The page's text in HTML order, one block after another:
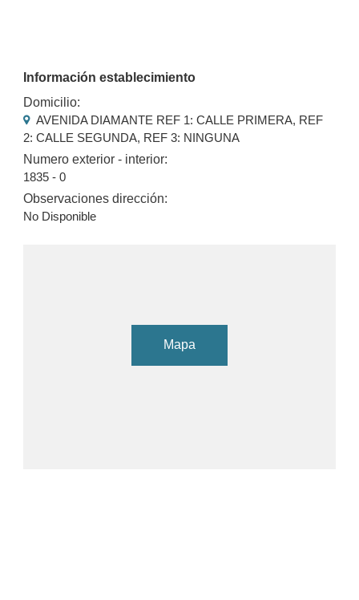
Información establecimiento
Domicilio:
AVENIDA DIAMANTE REF 1: CALLE PRIMERA, REF
2: CALLE SEGUNDA, REF 3: NINGUNA
Numero exterior - interior:
1835 - 0
Observaciones dirección:
No Disponible
Mapa